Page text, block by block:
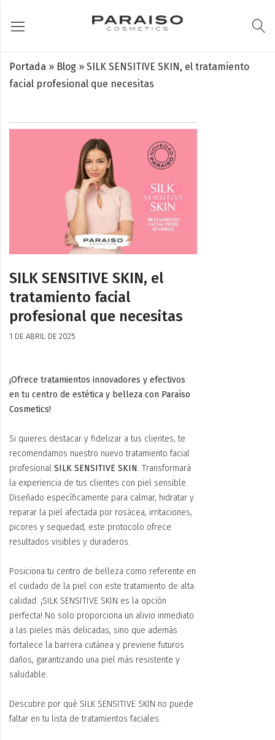
Portada » Blog » SILK SENSITIVE SKIN, el tratamiento
facial profesional que necesitas
SILK SENSITIVE SKIN, el
tratamiento facial
profesional que necesitas
1 DE ABRIL DE 2025
¡Ofrece tratamientos innovadores y efectivos
en tu centro de estética y belleza con Paraíso
Cosmetics!
Si quieres destacar y fidelizar a tus clientes, te
recomendamos nuestro nuevo tratamiento facial
profesional SILK SENSITIVE SKIN. Transformará
la experiencia de tus clientes con piel sensible.
Diseñado específicamente para calmar, hidratar y
reparar la piel afectada por rosácea, irritaciones,
picores y sequedad, este protocolo ofrece
resultados visibles y duraderos.
Posiciona tu centro de belleza como referente en
el cuidado de la piel con este tratamiento de alta
calidad. ¡SILK SENSITIVE SKIN es la opción
perfecta! No solo proporciona un alivio inmediato
a las pieles más delicadas, sino que además
fortalece la barrera cutánea y previene futuros
daños, garantizando una piel más resistente y
saludable.
Descubre por qué SILK SENSITIVE SKIN no puede
faltar en tu lista de tratamientos faciales.